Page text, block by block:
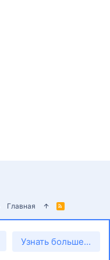
Главная
R
S
Узнать больше...